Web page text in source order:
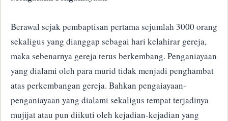
Berawal sejak pembaptisan pertama sejumlah 3000 orang
sekaligus yang dianggap sebagai hari kelahirar gereja,
maka sebenarnya gereja terus berkembang. Penganiayaan
yang dialami oleh para murid tidak menjadi penghambat
atas perkembangan gereja. Bahkan pengaiayaan-
penganiayaan yang dialami sekaligus tempat terjadinya
mujijat atau pun diikuti oleh kejadian-kejadian yang